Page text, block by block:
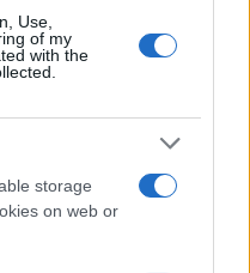
Use,
of my
with the
storage
on web or
υπόγειο ωκεανό, με